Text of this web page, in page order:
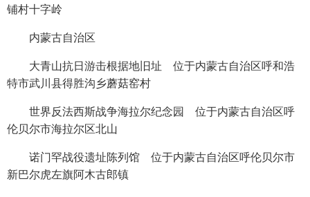
铺村十字岭
内蒙古自治区
大青山抗日游击根据地旧址 位于内蒙古自治区呼和浩
特市武川县得胜沟乡蘑菇窑村
世界反法西斯战争海拉尔纪念园 位于内蒙古自治区呼
伦贝尔市海拉尔区北山
诺门罕战役遗址陈列馆 位于内蒙古自治区呼伦贝尔市
新巴尔虎左旗阿木古郎镇